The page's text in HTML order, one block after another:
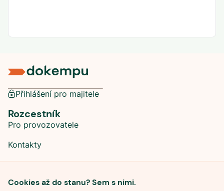
Cookies až do stanu? Sem s nimi.
Přihlášení pro majitele
Rozcestník
Pro provozovatele
Kontakty